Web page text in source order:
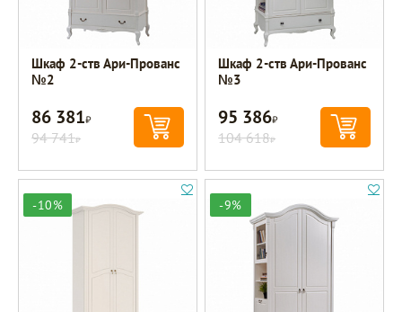
Шкаф 2-ств Ари-Прованс
№2
86 381Р
94 741Р
Шкаф 2-ств Ари-Прованс
№3
95 386Р
104 618Р
-10% -9%